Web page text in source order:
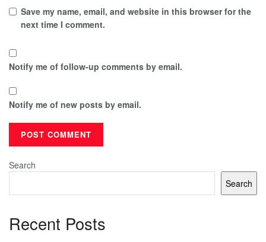
Save my name, email, and website in this browser for the
next time I comment.
Notify me of follow-up comments by email.
Notify me of new posts by email.
Search
Search
Recent Posts